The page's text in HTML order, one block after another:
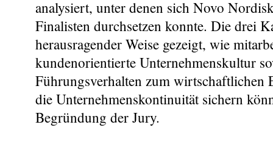
analysiert, unter denen sich Novo
Finalisten durchsetzen konnte. Die drei
herausragender Weise gezeigt, wie
kundenorientierte Unternehmenskultur
Führungsverhalten zum wirtschaftlichen
die Unternehmenskontinuität sichern
Begründung der Jury.